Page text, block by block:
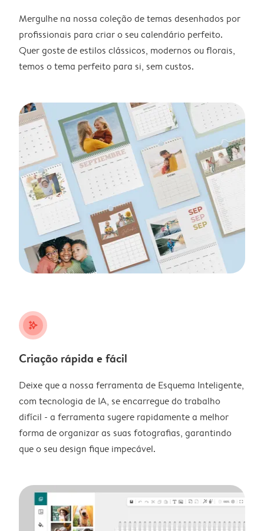
Mergulhe na nossa coleção de temas desenhados por
profissionais para criar o seu calendário perfeito.
Quer goste de estilos clássicos, modernos ou florais,
temos o tema perfeito para si, sem custos.
stars_plus
Criação rápida e fácil
Deixe que a nossa ferramenta de Esquema Inteligente,
com tecnologia de IA, se encarregue do trabalho
difícil - a ferramenta sugere rapidamente a melhor
forma de organizar as suas fotografias, garantindo
que o seu design fique impecável.